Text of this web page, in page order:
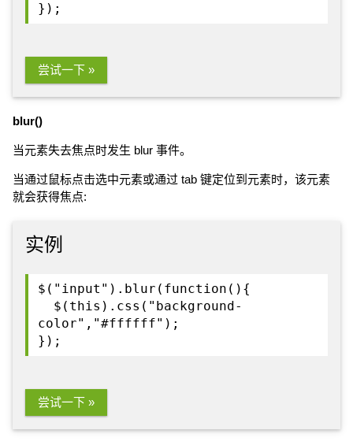
});
尝试一下 »
blur()
当元素失去焦点时发生 blur 事件。
当通过鼠标点击选中元素或通过 tab 键定位到元素时，该元素
就会获得焦点:
实例
$("input").blur(function(){
$(this).css("background-
color","#ffffff");
});
尝试一下 »